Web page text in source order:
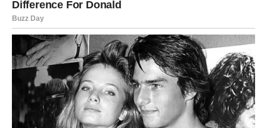
Moguće je:
nova ponuda ili dodatni prihod,
rešavanje papirologije koja je stajala,
završetak projekta koji donosi stabilnost,